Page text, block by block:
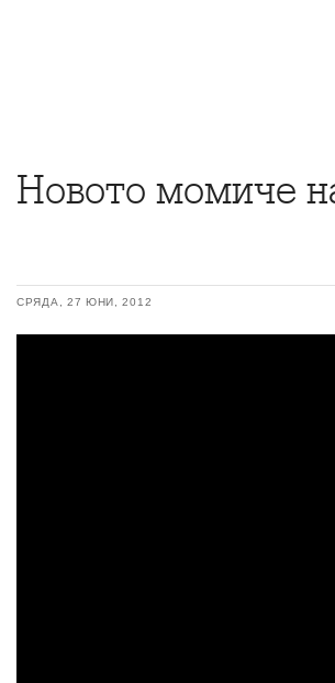
Новото момиче
СРЯДА, 27 ЮНИ, 2012